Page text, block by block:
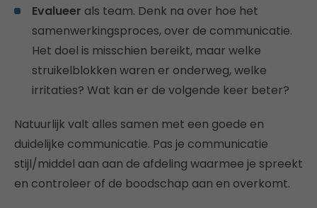
Evalueer als team. Denk na over hoe het
samenwerkingsproces, over de communicatie.
Het doel is misschien bereikt, maar welke
struikelblokken waren er onderweg, welke
irritaties? Wat kan er de volgende keer beter?
Natuurlijk valt alles samen met een goede en
duidelijke communicatie. Pas je communicatie
stijl/middel aan aan de afdeling waarmee je spreekt
en controleer of de boodschap aan en overkomt.